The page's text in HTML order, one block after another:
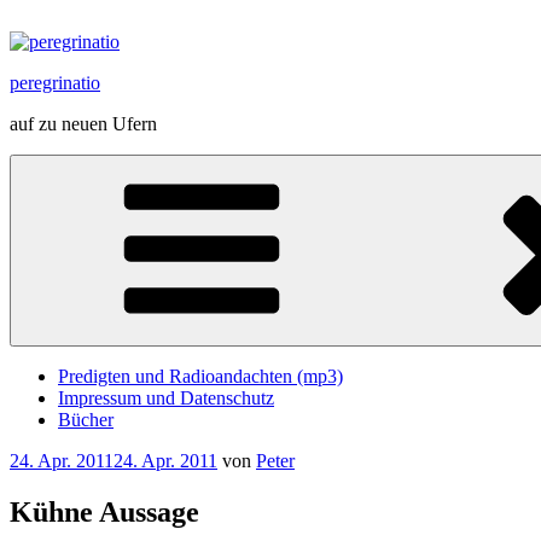
Inhalt
peregrinatio
auf zu neuen Ufern
Predigten und Radioandachten (mp3)
Impressum und Datenschutz
Bücher
Veröffentlicht
24. Apr. 2011 24. Apr. 2011 von Peter
Kühne Aussage